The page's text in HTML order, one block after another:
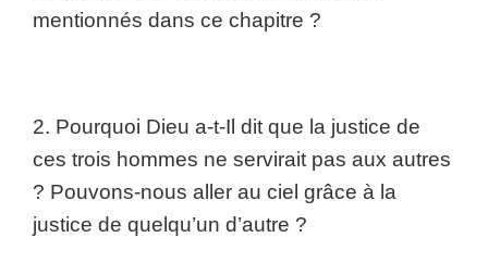
mentionnés dans ce chapitre ?
2. Pourquoi Dieu a-t-Il dit que la justice de
ces trois hommes ne servirait pas aux autres
? Pouvons-nous aller au ciel grâce à la
justice de quelqu’un d’autre ?